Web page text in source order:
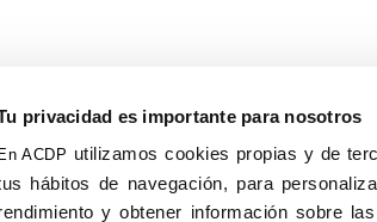
privacidad es importante para nosotros
En ACDP utilizamos cookies propias y de
hábitos de navegación, para
y obtener información sobre
Isaac Peral, 58 C.P.: 28040, Madrid